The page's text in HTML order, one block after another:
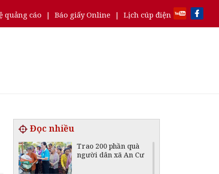
quảng cáo | Báo giấy Online | Lịch cúp điện
Đọc nhiều
Trao 200 phần quà
người dân xã An Cư